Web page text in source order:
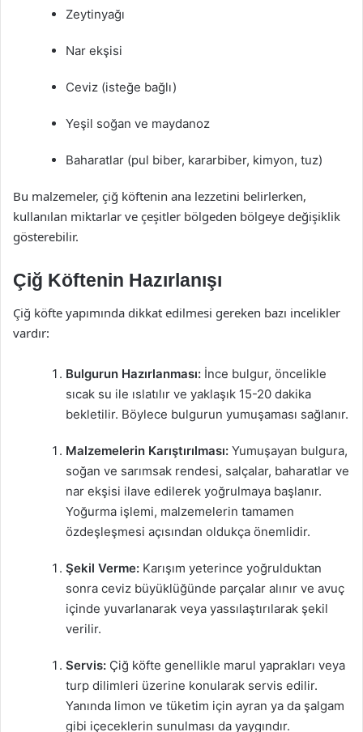
Zeytinyağı
Nar ekşisi
Ceviz (isteğe bağlı)
Yeşil soğan ve maydanoz
Baharatlar (pul biber, kararbiber, kimyon, tuz)
Bu malzemeler, çiğ köftenin ana lezzetini belirlerken,
kullanılan miktarlar ve çeşitler bölgeden bölgeye değişiklik
gösterebilir.
Çiğ Köftenin Hazırlanışı
Çiğ köfte yapımında dikkat edilmesi gereken bazı incelikler
vardır:
Bulgurun Hazırlanması: İnce bulgur, öncelikle
sıcak su ile ıslatılır ve yaklaşık 15-20 dakika
bekletilir. Böylece bulgurun yumuşaması sağlanır.
Malzemelerin Karıştırılması: Yumuşayan bulgura,
soğan ve sarımsak rendesi, salçalar, baharatlar ve
nar ekşisi ilave edilerek yoğrulmaya başlanır.
Yoğurma işlemi, malzemelerin tamamen
özdeşleşmesi açısından oldukça önemlidir.
Şekil Verme: Karışım yeterince yoğrulduktan
sonra ceviz büyüklüğünde parçalar alınır ve avuç
içinde yuvarlanarak veya yassılaştırılarak şekil
verilir.
Servis: Çiğ köfte genellikle marul yaprakları veya
turp dilimleri üzerine konularak servis edilir.
Yanında limon ve tüketim için ayran ya da şalgam
gibi içeceklerin sunulması da yaygındır.